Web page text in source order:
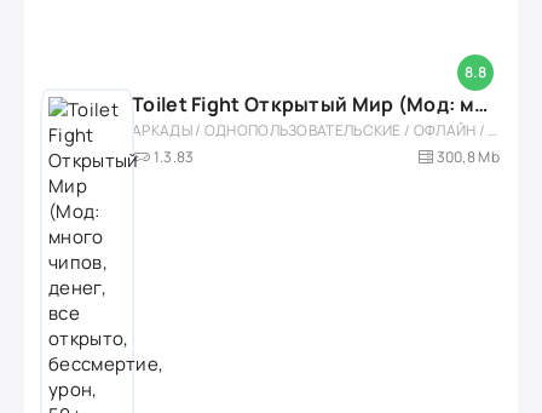
8.8
Toilet Fight Открытый Мир (Мод: много чипов, денег, все открыто, бессмертие, урон, 50+ читов)
АРКАДЫ / ОДНОПОЛЬЗОВАТЕЛЬСКИЕ / ОФЛАЙН / МОД / РОЛЕВЫЕ / ШУТЕРЫ / ОТКРЫТЫЙ МИР / ВСТРОЕННЫЙ КЕШ / 3D / ЭКШЕНЫ / ТУАЛЕТНЫЕ ВОЙНЫ / ДЛЯ ДЕТЕЙ
1.3.83
300,8 Mb